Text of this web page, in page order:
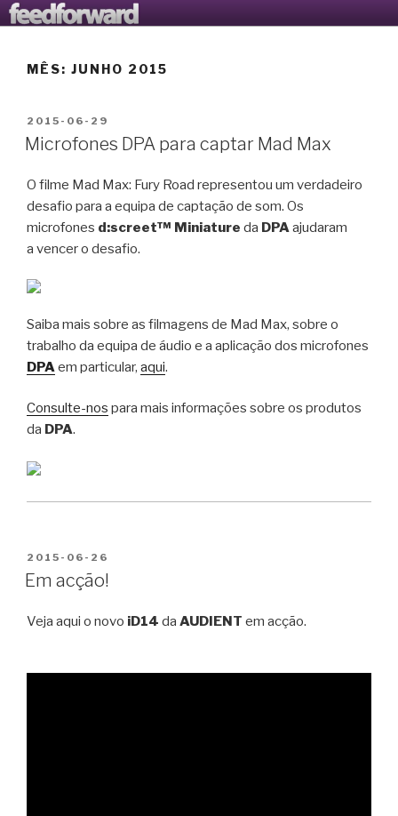
Saltar
para
conteúdo
AVANTOOLS LTD
O Blogue da Avantools Lda
MÊS: JUNHO 2015
PUBLICADO
EM
2015-06-29
Microfones DPA para captar Mad Max
O filme Mad Max: Fury Road representou um verdadeiro
desafio para a equipa de captação de som. Os
microfones d:screet™ Miniature da DPAajudaram
a vencer o desafio.
Saiba mais sobre as filmagens de Mad Max, sobre o
trabalho da equipa de áudio e a aplicação dos microfones
DPAem particular, aqui.
Consulte-nos para mais informações sobre os produtos
da DPA.
PUBLICADO
EM
2015-06-26
Em acção!
Veja aqui o novo iD14 da AUDIENT em acção.